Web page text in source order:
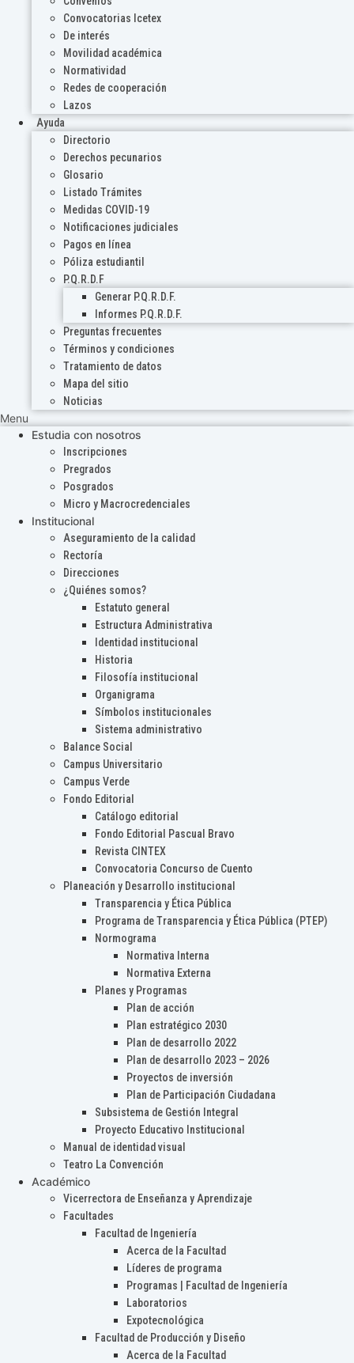
Convocatorias Icetex
De interés
Movilidad académica
Normatividad
Redes de cooperación
Lazos
Ayuda
Directorio
Derechos pecunarios
Glosario
Listado Trámites
Medidas COVID-19
Notificaciones judiciales
Pagos en línea
Póliza estudiantil
P.Q.R.D.F
Generar P.Q.R.D.F.
Informes P.Q.R.D.F.
Preguntas frecuentes
Términos y condiciones
Tratamiento de datos
Mapa del sitio
Noticias
Menu
Estudia con nosotros
Inscripciones
Pregrados
Posgrados
Micro y Macrocredenciales
Institucional
Aseguramiento de la calidad
Rectoría
Direcciones
¿Quiénes somos?
Estatuto general
Estructura Administrativa
Identidad institucional
Historia
Filosofía institucional
Organigrama
Símbolos institucionales
Sistema administrativo
Balance Social
Campus Universitario
Campus Verde
Fondo Editorial
Catálogo editorial
Fondo Editorial Pascual Bravo
Revista CINTEX
Convocatoria Concurso de Cuento
Planeación y Desarrollo institucional
Transparencia y Ética Pública
Programa de Transparencia y Ética Pública (PTEP)
Normograma
Normativa Interna
Normativa Externa
Planes y Programas
Plan de acción
Plan estratégico 2030
Plan de desarrollo 2022
Plan de desarrollo 2023 – 2026
Proyectos de inversión
Plan de Participación Ciudadana
Subsistema de Gestión Integral
Proyecto Educativo Institucional
Manual de identidad visual
Teatro La Convención
Académico
Vicerrectora de Enseñanza y Aprendizaje
Facultades
Facultad de Ingeniería
Acerca de la Facultad
Líderes de programa
Programas | Facultad de Ingeniería
Laboratorios
Expotecnológica
Facultad de Producción y Diseño
Acerca de la Facultad